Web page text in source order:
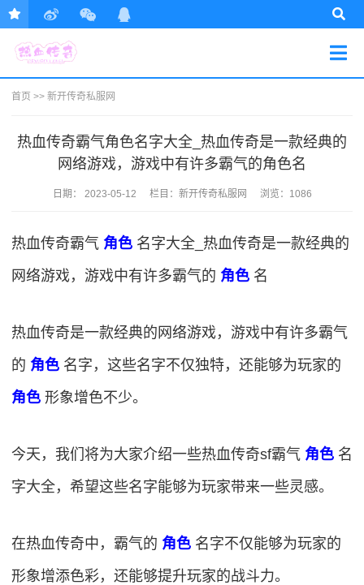
首页 >> 新开传奇私服网
热血传奇霸气角色名字大全_热血传奇是一款经典的
网络游戏，游戏中有许多霸气的角色名
日期： 2023-05-12 栏目： 新开传奇私服网 浏览：1086
热血传奇霸气 角色 名字大全_热血传奇是一款经典的
网络游戏，游戏中有许多霸气的 角色 名
热血传奇是一款经典的网络游戏，游戏中有许多霸气
的 角色 名字，这些名字不仅独特，还能够为玩家的
角色 形象增色不少。
今天，我们将为大家介绍一些热血传奇sf霸气 角色 名
字大全，希望这些名字能够为玩家带来一些灵感。
在热血传奇中，霸气的 角色 名字不仅能够为玩家的
形象增添色彩，还能够提升玩家的战斗力。